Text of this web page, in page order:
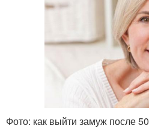
Фото: как выйти замуж после 50